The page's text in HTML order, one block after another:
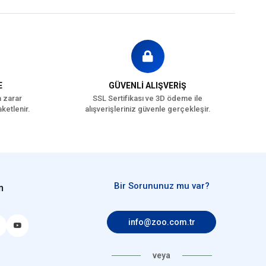
zarar
GÜVENLİ ALIŞVERİŞ
SSL Sertifikası ve 3D ödeme ile
alışverişleriniz güvenle gerçekleşir.
Bir Sorununuz mu var?
info@zoo.com.tr
veya